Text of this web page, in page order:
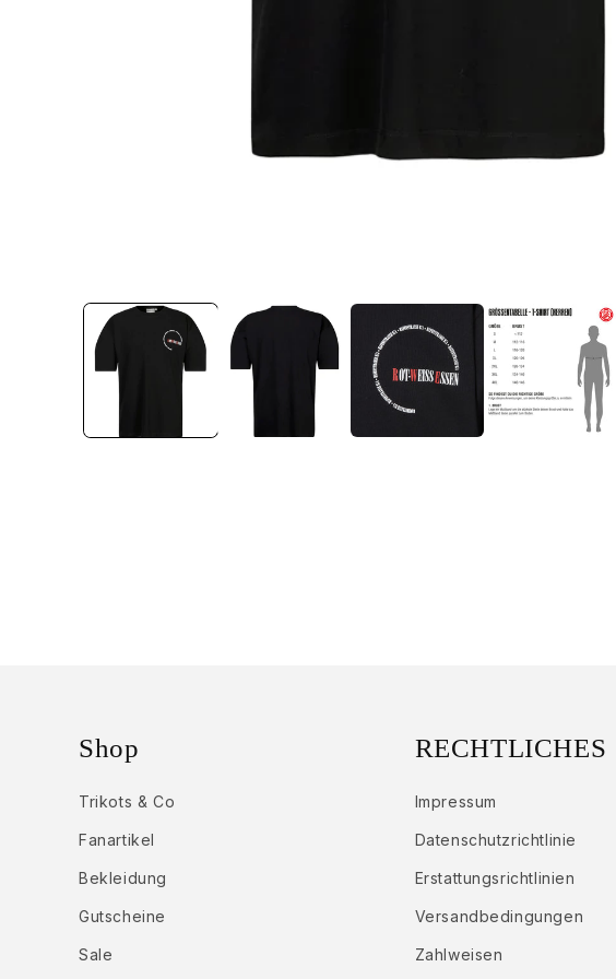
Shop
Trikots & Co
Fanartikel
Bekleidung
Gutscheine
Sale
RECHTLICHES
Impressum
Datenschutzrichtlinie
Erstattungsrichtlinien
Versandbedingungen
Zahlweisen